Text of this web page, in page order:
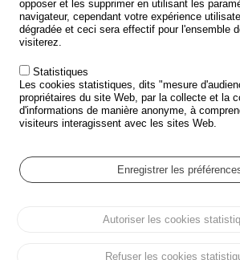
ETUDES ET RECHERCHES
APPEL À PROJETS
POLITIQUE DE SÉCURITÉ ROUTIÈRE
Outils
AGENDA
GLOSSAIRE
Cookie settings
Protection des données
opposer et les supprimer en utilisant les
navigateur, cependant votre expérience
dégradée et ceci sera effectif pour l'ensemble
visiterez.
Statistiques
Les cookies statistiques, dits "mesure
propriétaires du site Web, par la collecte et la
d'informations de manière anonyme, à
visiteurs interagissent avec les sites Web.
Enregistrer les
Autoriser les cookies
Refuser les cookies